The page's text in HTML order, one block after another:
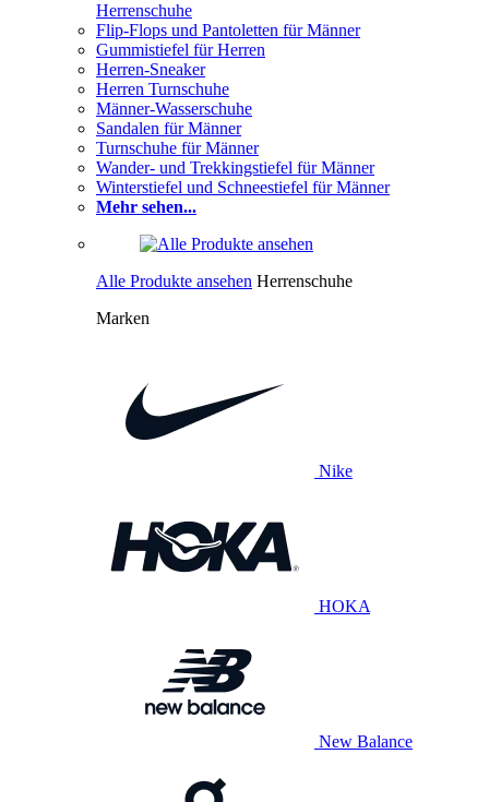
Herrenschuhe
Flip-Flops und Pantoletten für Männer
Gummistiefel für Herren
Herren-Sneaker
Herren Turnschuhe
Männer-Wasserschuhe
Sandalen für Männer
Turnschuhe für Männer
Wander- und Trekkingstiefel für Männer
Winterstiefel und Schneestiefel für Männer
Mehr sehen...
Alle Produkte ansehen Herrenschuhe
Marken
Nike
HOKA
New Balance